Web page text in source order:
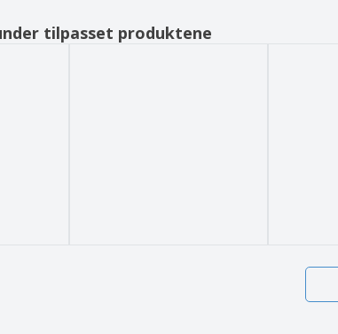
tilpasset produktene